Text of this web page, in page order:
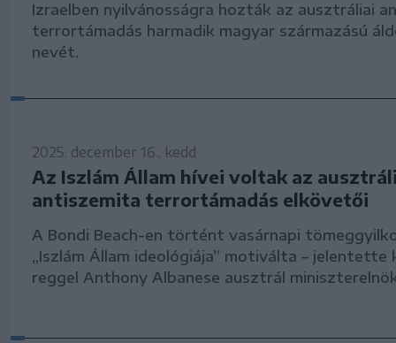
Izraelben nyilvánosságra hozták az ausztráliai
terrortámadás harmadik magyar származású
nevét.
2025. december 16., kedd
Az Iszlám Állam hívei voltak az
antiszemita terrortámadás elkövetői
A Bondi Beach-en történt vasárnapi
„Iszlám Állam ideológiája” motiválta – jelentette
reggel Anthony Albanese ausztrál